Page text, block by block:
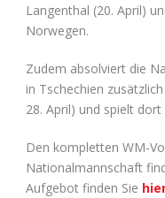
Langenthal (20. April)
Norwegen.
Zudem absolviert die
in Tschechien
28. April) und spielt
Den kompletten WM-
Nationalmannschaft
Aufgebot finden Sie